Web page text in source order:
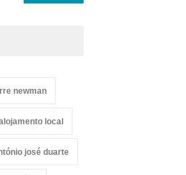
newman
local
josé duarte